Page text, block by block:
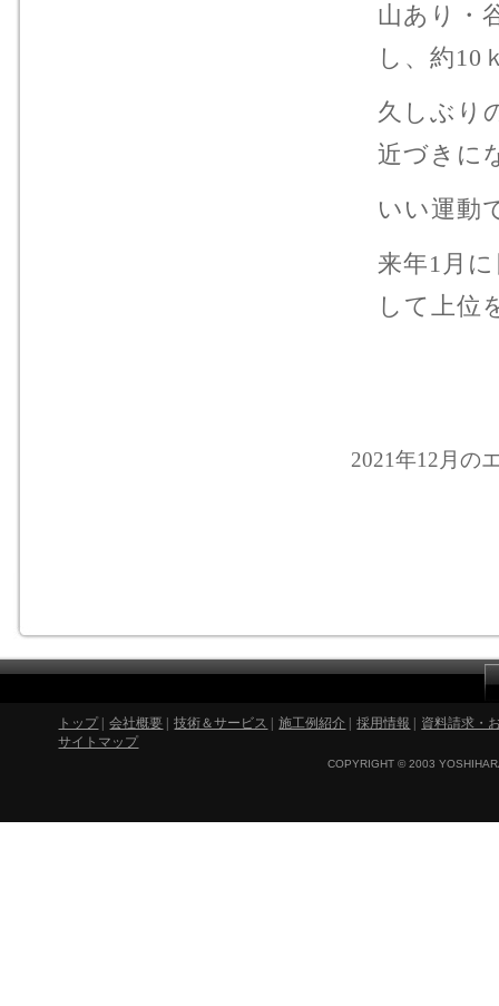
山あり・
し、約10
久しぶり
近づきに
いい運動
来年1月
して上位
2021年12月の
トップ| 会社概要 | 技術＆サービス | 施工例紹介 | 採用情報 | 資料請求・
サイトマップ
COPYRIGHT © 2003